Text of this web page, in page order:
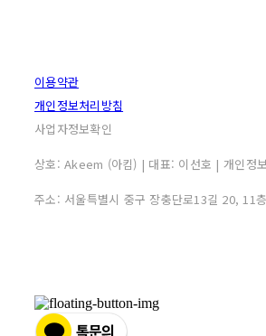
이용약관
개인정보처리방침
사업자정보확인
상호: Akeem (아킴) | 대표: 이선호 | 개인
주소: 서울특별시 중구 장충단로13길 20, 11